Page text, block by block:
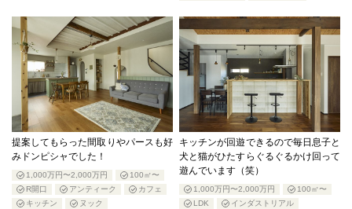
提案してもらった間取りやパースも好
みドンピシャでした！
1,000万円〜2,000万円
100㎡〜
R開口
アンティーク
カフェ
キッチン
ヌック
キッチンが回遊できるので毎日息子と
犬と猫がひたすらぐるぐるかけ回って
遊んでいます（笑）
1,000万円〜2,000万円
100㎡〜
LDK
インダストリアル